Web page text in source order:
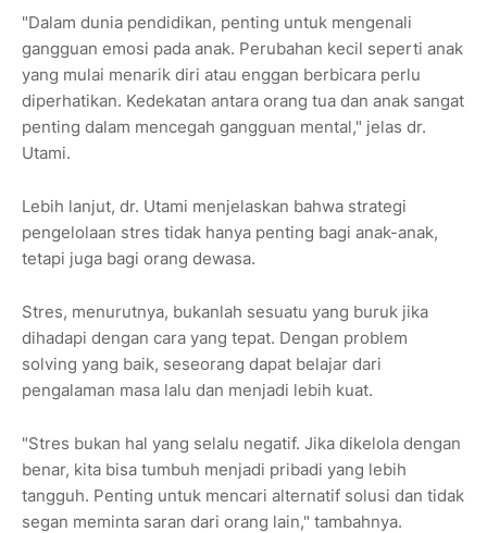
"Dalam dunia pendidikan, penting untuk mengenali
gangguan emosi pada anak. Perubahan kecil seperti anak
yang mulai menarik diri atau enggan berbicara perlu
diperhatikan. Kedekatan antara orang tua dan anak sangat
penting dalam mencegah gangguan mental," jelas dr.
Utami.
Lebih lanjut, dr. Utami menjelaskan bahwa strategi
pengelolaan stres tidak hanya penting bagi anak-anak,
tetapi juga bagi orang dewasa.
Stres, menurutnya, bukanlah sesuatu yang buruk jika
dihadapi dengan cara yang tepat. Dengan problem
solving yang baik, seseorang dapat belajar dari
pengalaman masa lalu dan menjadi lebih kuat.
"Stres bukan hal yang selalu negatif. Jika dikelola dengan
benar, kita bisa tumbuh menjadi pribadi yang lebih
tangguh. Penting untuk mencari alternatif solusi dan tidak
segan meminta saran dari orang lain," tambahnya.